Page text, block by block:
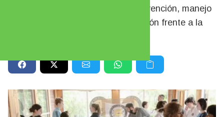
Pioneros. Técnicas simples de prevención, manejo
de situaciones de riesgo y contención frente a la